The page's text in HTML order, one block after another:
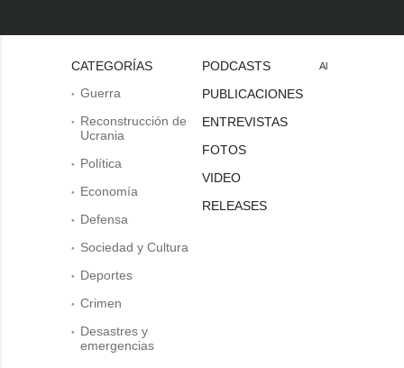
CATEGORÍAS
Guerra
Reconstrucción de
Ucrania
Política
Economía
Defensa
Sociedad y Cultura
Deportes
Crimen
Desastres y
emergencias
PODCASTS
PUBLICACIONES
ENTREVISTAS
FOTOS
VIDEO
RELEASES
Al